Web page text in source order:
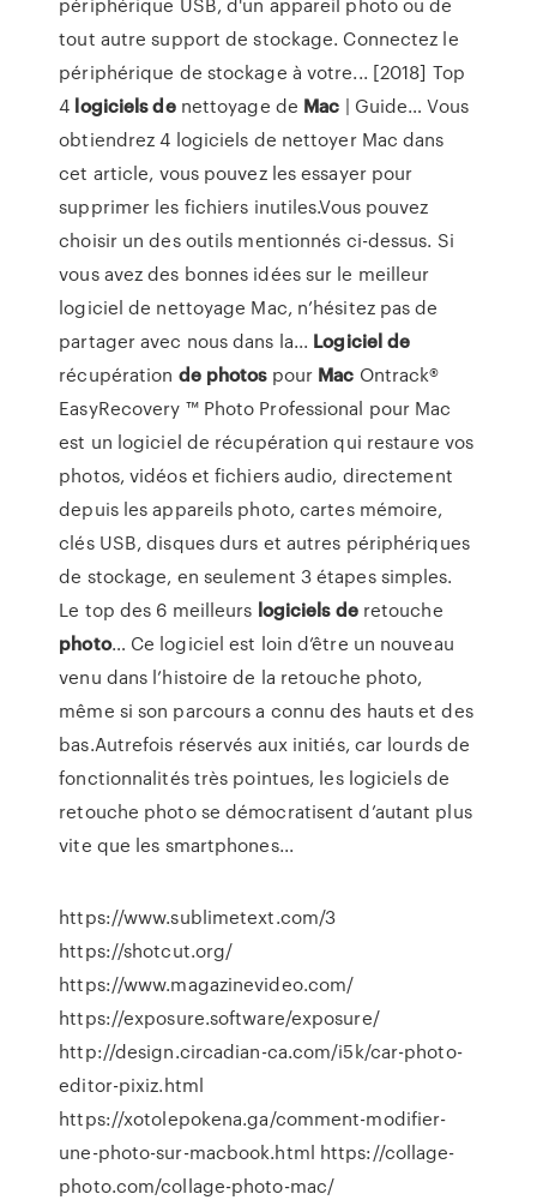
tout autre support de stockage. Connectez le
périphérique de stockage à votre... [2018] Top
4 logicielsdenettoyage de Mac | Guide… Vous
obtiendrez 4 logiciels de nettoyer Mac dans
cet article, vous pouvez les essayer pour
supprimer les fichiers inutiles.Vous pouvez
choisir un des outils mentionnés ci-dessus. Si
vous avez des bonnes idées sur le meilleur
logiciel de nettoyage Mac, n’hésitez pas de
partager avec nous dans la... Logiciel de
récupération de photospour Mac Ontrack®
EasyRecovery ™ Photo Professional pour Mac
est un logiciel de récupération qui restaure vos
photos, vidéos et fichiers audio, directement
depuis les appareils photo, cartes mémoire,
clés USB, disques durs et autres périphériques
de stockage, en seulement 3 étapes simples.
Le top des 6 meilleurs logiciels deretouche
photo… Ce logiciel est loin d’être un nouveau
venu dans l’histoire de la retouche photo,
même si son parcours a connu des hauts et des
bas.Autrefois réservés aux initiés, car lourds de
fonctionnalités très pointues, les logiciels de
retouche photo se démocratisent d’autant plus
vite que les smartphones...
https://www.sublimetext.com/3
https://shotcut.org/
https://www.magazinevideo.com/
https://exposure.software/exposure/
http://design.circadian-ca.com/i5k/car-photo-
editor-pixiz.html
https://xotolepokena.ga/comment-modifier-
une-photo-sur-macbook.html https://collage-
photo.com/collage-photo-mac/